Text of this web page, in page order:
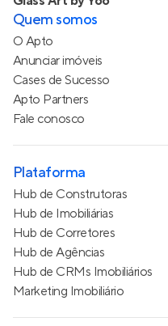
Quem somos
O Apto
Anunciar imóveis
Cases de Sucesso
Apto Partners
Fale conosco
Plataforma
Hub de Construtoras
Hub de Imobiliárias
Hub de Corretores
Hub de Agências
Hub de CRMs Imobiliários
Marketing Imobiliário